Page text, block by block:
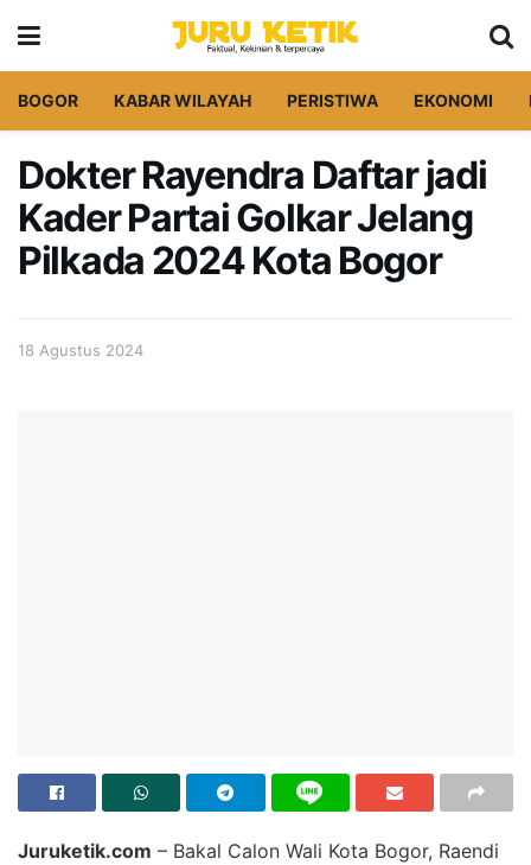
BOGOR KABAR WILAYAH PERISTIWA EKONOMI
Dokter Rayendra Daftar jadi
Kader Partai Golkar Jelang
Pilkada 2024 Kota Bogor
18 Agustus 2024
Juruketik.com – Bakal Calon Wali Kota Bogor, Raendi